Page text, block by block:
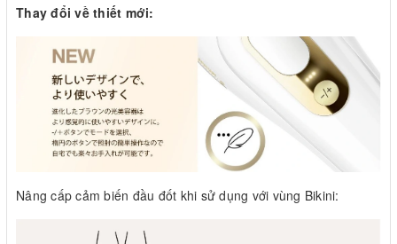
Thay đổi về thiết mới:
Nâng cấp cảm biến đầu đốt khi sử dụng với vùng Bikini: